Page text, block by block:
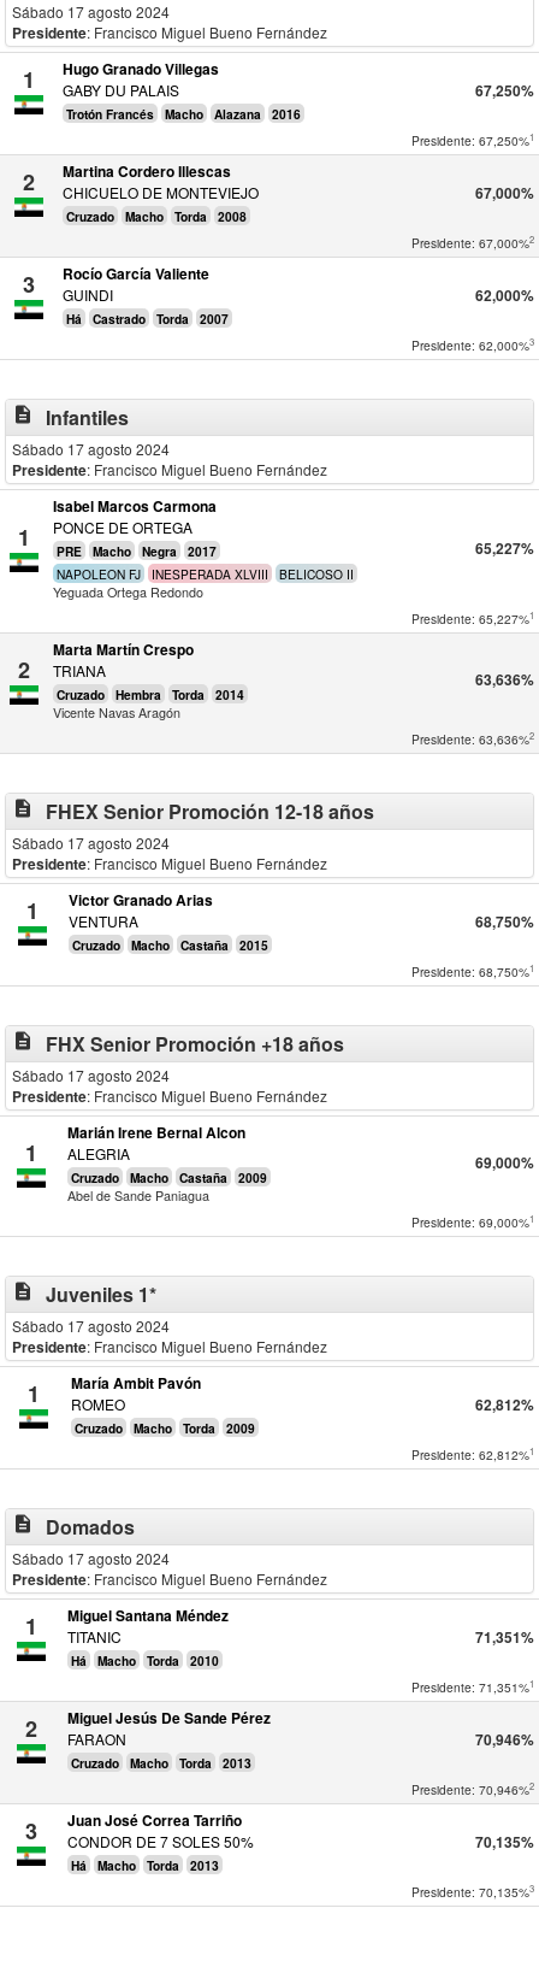
Sábado 17 agosto 2024
Presidente: Francisco Miguel Bueno Fernández
1 Hugo Granado Villegas
GABY DU PALAIS
Trotón Francés Macho Alazana 2016
67,250%
Presidente: 67,250%1
2 Martina Cordero Illescas
CHICUELO DE MONTEVIEJO
Cruzado Macho Torda 2008
67,000%
Presidente: 67,000%2
3 Rocío García Valiente
GUINDI
Há Castrado Torda 2007
62,000%
Presidente: 62,000%3
description Infantiles
Sábado 17 agosto 2024
Presidente: Francisco Miguel Bueno Fernández
1
Isabel Marcos Carmona
PONCE DE ORTEGA
PRE Macho Negra 2017
NAPOLEON FJ INESPERADA XLVIII
BELICOSO II
Yeguada Ortega Redondo
65,227%
Presidente: 65,227%1
2
Marta Martín Crespo
TRIANA
Cruzado Hembra Torda 2014
Vicente Navas Aragón
63,636%
Presidente: 63,636%2
description FHEX Senior Promoción 12-18 años
Sábado 17 agosto 2024
Presidente: Francisco Miguel Bueno Fernández
1 Victor Granado Arias
VENTURA
Cruzado Macho Castaña 2015
68,750%
Presidente: 68,750%1
description FHX Senior Promoción +18 años
Sábado 17 agosto 2024
Presidente: Francisco Miguel Bueno Fernández
1
Marián Irene Bernal Alcon
ALEGRIA
Cruzado Macho Castaña 2009
Abel de Sande Paniagua
69,000%
Presidente: 69,000%1
description Juveniles 1*
Sábado 17 agosto 2024
Presidente: Francisco Miguel Bueno Fernández
1 María Ambit Pavón
ROMEO
Cruzado Macho Torda 2009
62,812%
Presidente: 62,812%1
description Domados
Sábado 17 agosto 2024
Presidente: Francisco Miguel Bueno Fernández
1 Miguel Santana Méndez
TITANIC
Há Macho Torda 2010
71,351%
Presidente: 71,351%1
2 Miguel Jesús De Sande Pérez
FARAON
Cruzado Macho Torda 2013
70,946%
Presidente: 70,946%2
3 Juan José Correa Tarriño
CONDOR DE 7 SOLES 50%
Há Macho Torda 2013
70,135%
Presidente: 70,135%3